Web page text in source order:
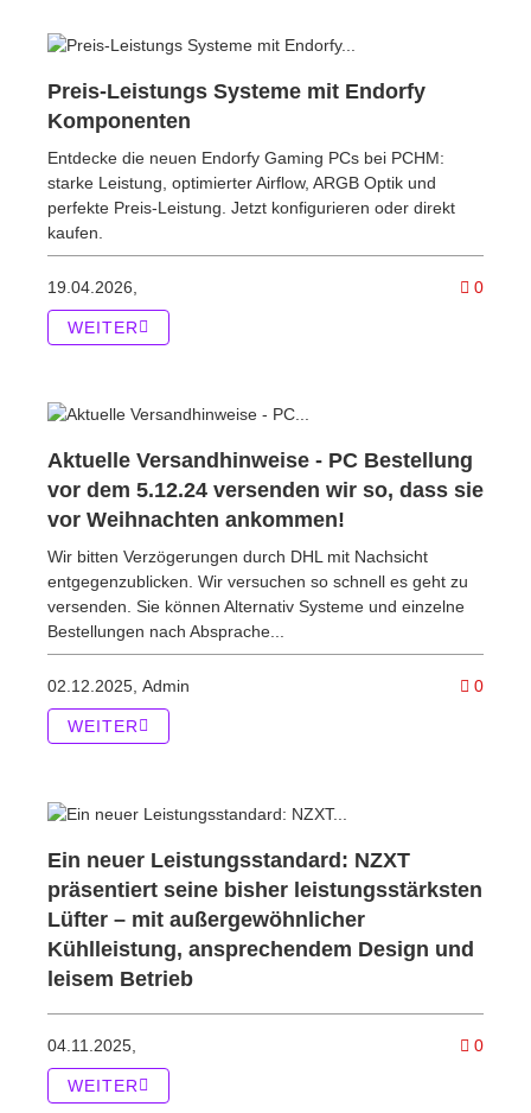
Preis-Leistungs Systeme mit Endorfy
Komponenten
Entdecke die neuen Endorfy Gaming PCs bei PCHM:
starke Leistung, optimierter Airflow, ARGB Optik und
perfekte Preis-Leistung. Jetzt konfigurieren oder direkt
kaufen.
19.04.2026, 0
WEITER
Aktuelle Versandhinweise - PC Bestellung
vor dem 5.12.24 versenden wir so, dass sie
vor Weihnachten ankommen!
Wir bitten Verzögerungen durch DHL mit Nachsicht
entgegenzublicken. Wir versuchen so schnell es geht zu
versenden. Sie können Alternativ Systeme und einzelne
Bestellungen nach Absprache...
02.12.2025, Admin 0
WEITER
Ein neuer Leistungsstandard: NZXT
präsentiert seine bisher leistungsstärksten
Lüfter – mit außergewöhnlicher
Kühlleistung, ansprechendem Design und
leisem Betrieb
04.11.2025, 0
WEITER